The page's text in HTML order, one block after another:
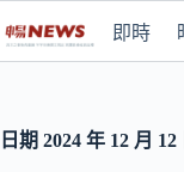
即時
日期 2024 年 12 月 12